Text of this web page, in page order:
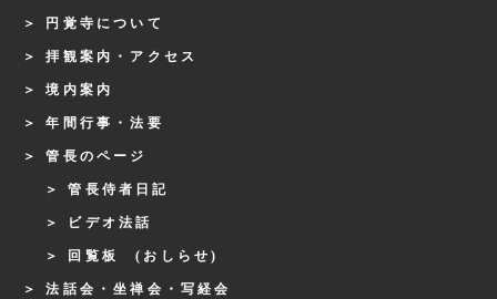
円覚寺について
拝観案内・アクセス
境内案内
年間行事・法要
管長のページ
管長侍者日記
ビデオ法話
回覧板 (おしらせ)
法話会・坐禅会・写経会